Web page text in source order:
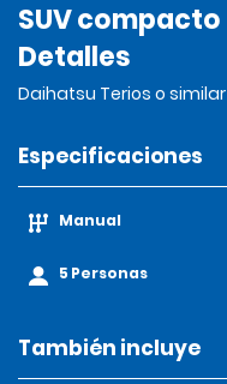
SUV compacto
Detalles
Daihatsu Terios o similar
Especificaciones
Manual
5 Personas
También incluye